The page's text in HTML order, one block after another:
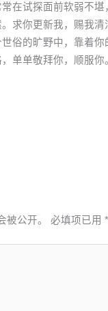
在试探面前软弱不堪
求你更新我，赐我清
俗的旷野中，靠着你
单单敬拜你，顺服你
被公开。 必填项已用*